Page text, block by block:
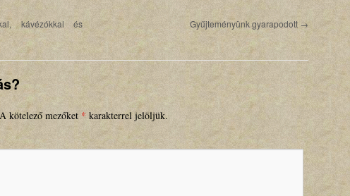
kávézókkal és
Gyűjteményünk gyarapodott →
A kötelező mezőket * karakterrel jelöljük.